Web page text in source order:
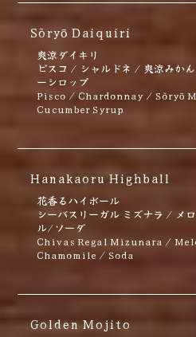
Sõryō Daiquiri
爽涼ダイキリ
ピスコ / シャルドネ / 爽涼みか
ーシロップ
Pisco / Chardonnay / Sõryō
Cucumber Syrup
Hanakaoru Highball
花香るハイボール
シーバスリーガル ミズナラ / メ
ル/ソーダ
Chivas Regal Mizunara /
Chamomile / Soda
Golden Mojito